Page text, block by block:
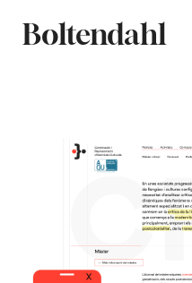
Boltendahl